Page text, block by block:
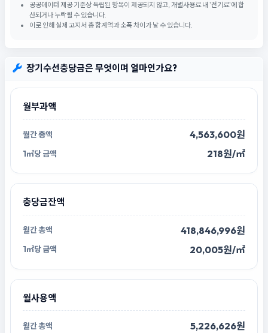
공공데이터 제공 기준상 독립된 항목이 제공되지 않고, 개별사용료 내 '전기료'에 합
산되거나 누락될 수 있습니다.
이로 인해 실제 고지서 총 합계액과 소폭 차이가 날 수 있습니다.
장기수선충당금은 무엇이며 얼마인가요?
월부과액
4,563,600원
218원/㎡
충당금잔액
418,846,996원
20,005원/㎡
월사용액
5,226,626원